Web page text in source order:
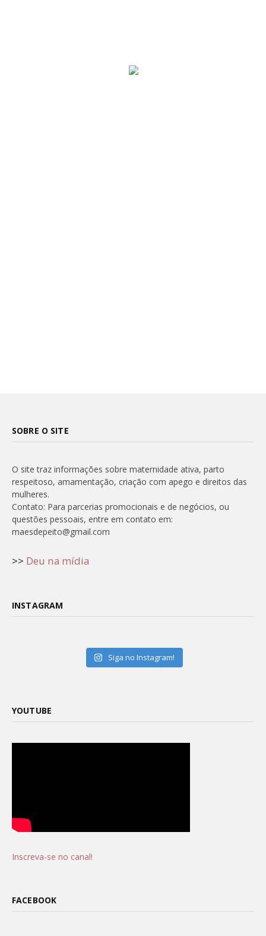
SOBRE O SITE
O site traz informações sobre maternidade ativa, parto
respeitoso, amamentação, criação com apego e direitos das
mulheres.
Contato: Para parcerias promocionais e de negócios, ou
questões pessoais, entre em contato em:
maesdepeito@gmail.com
>> Deu na mídia
INSTAGRAM
Siga no Instagram!
YOUTUBE
Inscreva-se no canal!
FACEBOOK